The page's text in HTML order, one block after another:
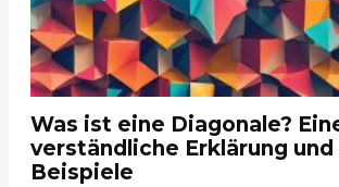
Was ist eine Diagonale?
verständliche Erklärung
Beispiele